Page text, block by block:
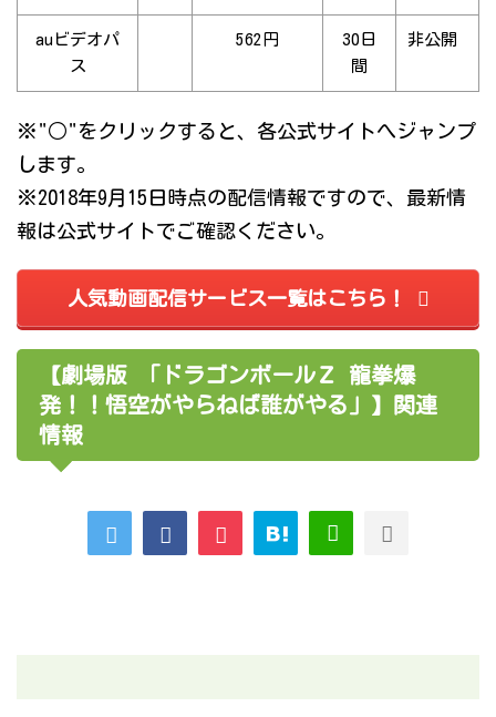
auビデオパ
ス
562円
30日
間
非公開
※"○"をクリックすると、各公式サイトへジャンプ
します。
※2018年9月15日時点の配信情報ですので、最新情
報は公式サイトでご確認ください。
人気動画配信サービス一覧はこちら！
【劇場版 「ドラゴンボールＺ 龍拳爆
発！！悟空がやらねば誰がやる」】関連
情報